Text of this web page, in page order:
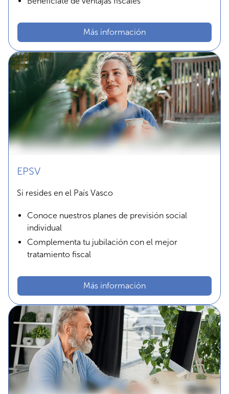
Más información
EPSV
Si resides en el País Vasco
Conoce nuestros planes de previsión social
individual
Complementa tu jubilación con el mejor
tratamiento fiscal
Más información